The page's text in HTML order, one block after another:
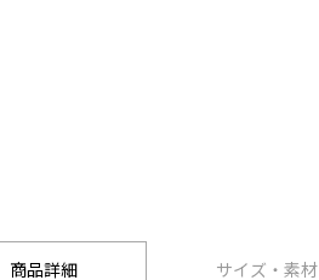
商品詳細 サイズ・素材